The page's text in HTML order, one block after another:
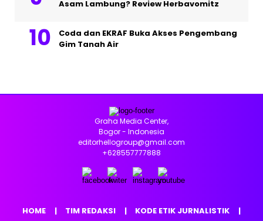
Asam Lambung? Review Herbavomitz
Coda dan EKRAF Buka Akses Pengembang
Gim Tanah Air
Graha Media Center,
Bogor - Indonesia
editorhellogroup@gmail.com
+628557777888
HOME TIM REDAKSI
KODE ETIK JURNALISTIK